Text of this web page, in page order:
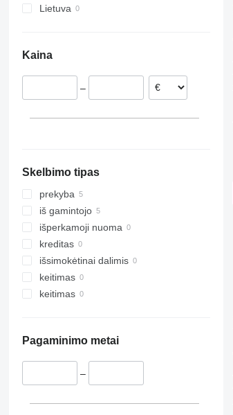
Lietuva
Kaina
–
Skelbimo tipas
prekyba
iš gamintojo
išperkamoji nuoma
kreditas
išsimokėtinai dalimis
keitimas
keitimas
Pagaminimo metai
–